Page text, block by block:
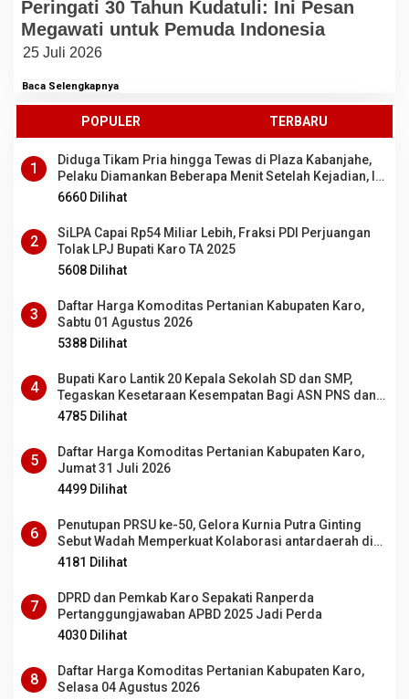
Peringati 30 Tahun Kudatuli: Ini Pesan
Megawati untuk Pemuda Indonesia
25 Juli 2026
Baca Selengkapnya
POPULER TERBARU
1
Diduga Tikam Pria hingga Tewas di Plaza Kabanjahe,
Pelaku Diamankan Beberapa Menit Setelah Kejadian, Ini
Motifnya
6660 Dilihat
2
SiLPA Capai Rp54 Miliar Lebih, Fraksi PDI Perjuangan
Tolak LPJ Bupati Karo TA 2025
5608 Dilihat
3
Daftar Harga Komoditas Pertanian Kabupaten Karo,
Sabtu 01 Agustus 2026
5388 Dilihat
4
Bupati Karo Lantik 20 Kepala Sekolah SD dan SMP,
Tegaskan Kesetaraan Kesempatan Bagi ASN PNS dan
PPPK
4785 Dilihat
5
Daftar Harga Komoditas Pertanian Kabupaten Karo,
Jumat 31 Juli 2026
4499 Dilihat
6
Penutupan PRSU ke-50, Gelora Kurnia Putra Ginting
Sebut Wadah Memperkuat Kolaborasi antardaerah di
Sumut
4181 Dilihat
7
DPRD dan Pemkab Karo Sepakati Ranperda
Pertanggungjawaban APBD 2025 Jadi Perda
4030 Dilihat
8
Daftar Harga Komoditas Pertanian Kabupaten Karo,
Selasa 04 Agustus 2026